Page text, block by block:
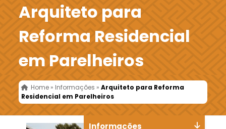
Arquiteto para
Reforma Residencial
em Parelheiros
Home » Informações »Arquiteto para Reforma
Residencial em Parelheiros
Informações